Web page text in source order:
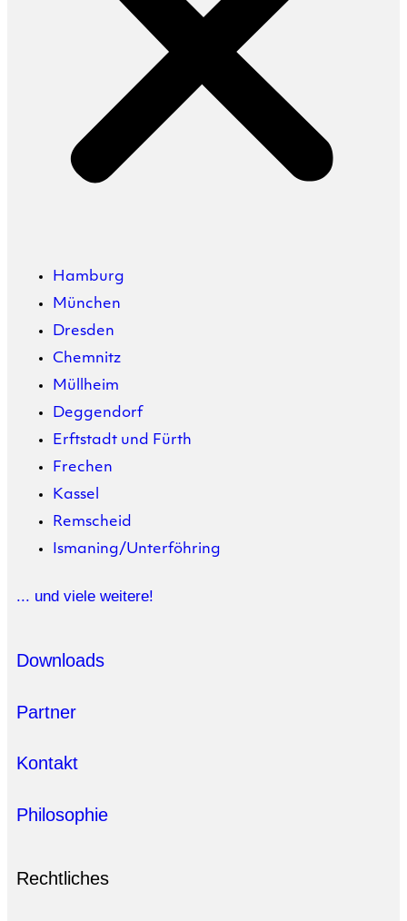
Hamburg
München
Dresden
Chemnitz
Müllheim
Deggendorf
Erftstadt und Fürth
Frechen
Kassel
Remscheid
Ismaning/Unterföhring
... und viele weitere!
Downloads
Partner
Kontakt
Philosophie
Rechtliches